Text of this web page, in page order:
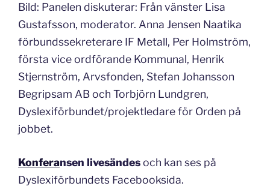
Bild: Panelen diskuterar: Från vänster Lisa
Gustafsson, moderator. Anna Jensen Naatika
förbundssekreterare IF Metall, Per Holmström,
första vice ordförande Kommunal, Henrik
Stjernström, Arvsfonden, Stefan Johansson
Begripsam AB och Torbjörn Lundgren,
Dyslexiförbundet/projektledare för Orden på
jobbet.
Konferansen livesändesoch kan ses på
Dyslexiförbundets Facebooksida.